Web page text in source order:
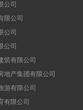
公司
限公司
公司
公司
筑有限公司
地产集团有限公司
游有限公司
有限公司